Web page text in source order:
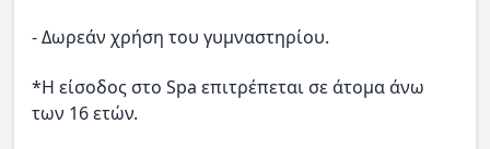
- Δωρεάν χρήση του γυμναστηρίου.
*Η είσοδος στο Spa επιτρέπεται σε άτομα άνω
των 16 ετών.